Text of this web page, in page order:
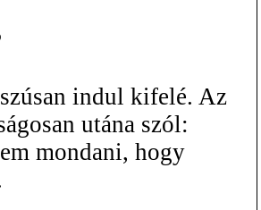
indul kifelé. Az
utána szól:
mondani, hogy